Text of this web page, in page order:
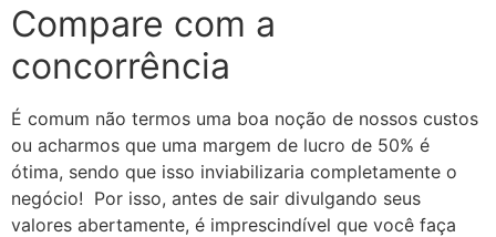
Compare com a
concorrência
É comum não termos uma boa noção de nossos custos
ou acharmos que uma margem de lucro de 50% é
ótima, sendo que isso inviabilizaria completamente o
negócio! Por isso, antes de sair divulgando seus
valores abertamente, é imprescindível que você faça